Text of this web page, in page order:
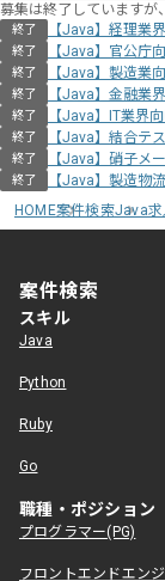
募集は終了していますが
終了 【Java】経理業
終了 【Java】官公庁
終了 【Java】製造業
終了 【Java】金融業
終了 【Java】IT業界
終了 【Java】結合テ
終了 【Java】硝子メ
終了
【Java】製造物
HOME案件検索Java求
案件検索
スキル
Java
Python
Ruby
Go
職種・ポジション
プログラマー(PG)
フロントエンドエン